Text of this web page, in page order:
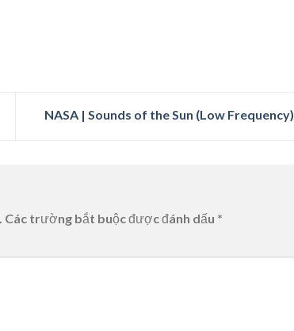
NASA | Sounds of the Sun (Low Frequency)
Các trường bắt buộc được đánh dấu *